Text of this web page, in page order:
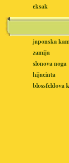
eksak
japonska
zamija
slonova noga
hijacinta
blossfeldova